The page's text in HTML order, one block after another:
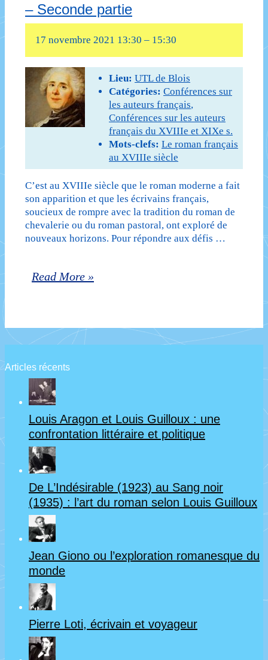
au
XVIIIe
siècle
–
Première
partie
– Seconde partie
17 novembre 2021 13:30 – 15:30
Lieu: UTL de Blois
Catégories: Conférences sur
les auteurs français,
Conférences sur les auteurs
français du XVIIIe et XIXe s.
Mots-clefs: Le roman français
au XVIIIe siècle
C’est au XVIIIe siècle que le roman moderne a fait
son apparition et que les écrivains français,
soucieux de rompre avec la tradition du roman de
chevalerie ou du roman pastoral, ont exploré de
nouveaux horizons. Pour répondre aux défis …
Le
au
XVIIIe
siècle
–
Seconde
partie
Read More »
Articles récents
Louis Aragon et Louis Guilloux : une
confrontation littéraire et politique
De L’Indésirable (1923) au Sang noir
(1935) : l’art du roman selon Louis Guilloux
Jean Giono ou l’exploration romanesque du
monde
Pierre Loti, écrivain et voyageur